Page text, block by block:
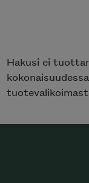
Hakusi ei